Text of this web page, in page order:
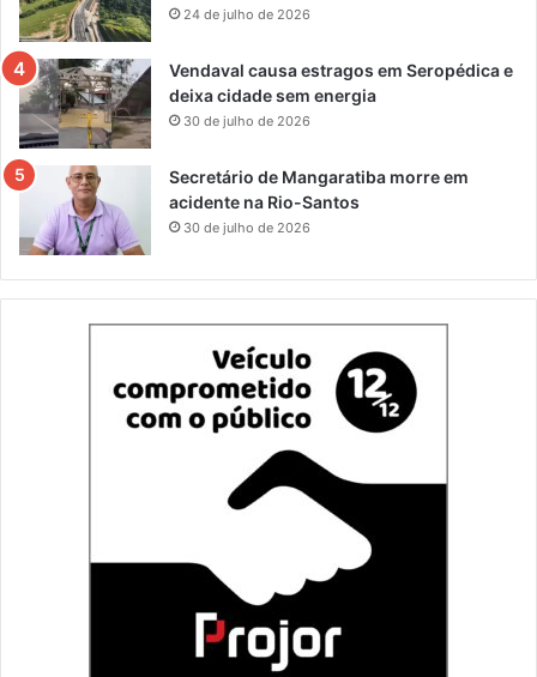
24 de julho de 2026
Vendaval causa estragos em Seropédica e
deixa cidade sem energia
30 de julho de 2026
Secretário de Mangaratiba morre em
acidente na Rio-Santos
30 de julho de 2026